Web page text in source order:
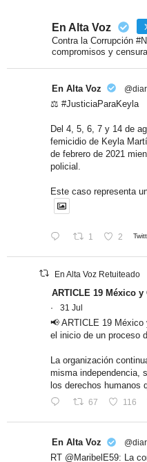
En Alta Voz
Contra la Corrupción
compromisos y
En Alta Voz
⚖️ #JusticiaParaKeyla
Del 4, 5, 6, 7 y 14 de
femicidio de Keyla
de febrero de 2021
policial.
Este caso representa
1 2
En Alta Voz Retuiteado
ARTICLE 19 México
·
31 Jul
📢 ARTICLE 19 México
el inicio de un proceso
La organización
misma independencia,
los derechos humanos
67 116
En Alta Voz
RT @MaribelE59: La